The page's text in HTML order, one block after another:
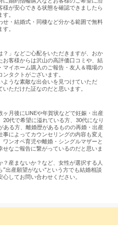
が安心できる状態を確認できましたら
。
せ・結婚式・同棲など分かる範囲で無料
。
」などご心配をいただきますが、おか
客様からは沢山の高評価口コミや、結
イホーム購入のご報告・友人＆職場の
タクトがございます。
ような素敵な出会いを見つけていただ
ただけた証なのだと思います。
月後にLINEや年賀状などで妊娠・出産
代で希望に溢れている方、30代になり
ある方、離婚歴があるものの再婚・出産
によってカウンセリングの内容も変え
ンオペ育児や離婚・シングルマザーと
なご報告に繋がっているのだと思いま
産まないか？など、女性が選択する人
出産願望がない”という方でも結婚相談
してお問い合わせください。